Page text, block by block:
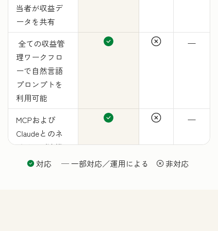
当者が収益デ
ータを共有
全ての収益管
理ワークフロ
ーで自然言語
プロンプトを
利用可能
—
MCPおよび
Claudeとのネ
イティブ連携
によるAI拡張性
—
対応 — 一部対応／運用による 非対応